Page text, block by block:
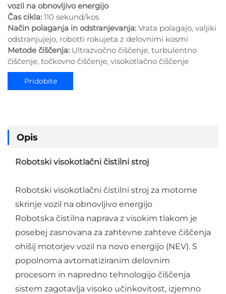
vozil na obnovljivo energijo
Čas cikla: 110 sekund/kos
Način polaganja in odstranjevanja: Vrata polagajo, valjiki
odstranjujejo, robotti rokujeta z delovnimi kosmi
Metode čiščenja: Ultrazvočno čiščenje, turbulentno
čiščenje, točkovno čiščenje, visokotlačno čiščenje
Pridobite
Opis
Robotski visokotlačni čistilni stroj
Robotski visokotlačni čistilni stroj za motorne
skrinje vozil na obnovljivo energijo
Robotska čistilna naprava z visokim tlakom je
posebej zasnovana za zahtevne zahteve čiščenja
ohišij motorjev vozil na novo energijo (NEV). S
popolnoma avtomatiziranim delovnim
procesom in napredno tehnologijo čiščenja
sistem zagotavlja visoko učinkovitost, izjemno